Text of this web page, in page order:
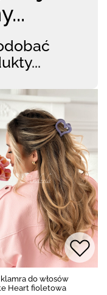
do włosów
Heart fioletowa